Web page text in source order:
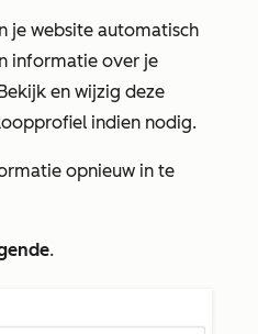
je website automatisch
informatie over je
en wijzig deze
indien nodig.
opnieuw in te
.